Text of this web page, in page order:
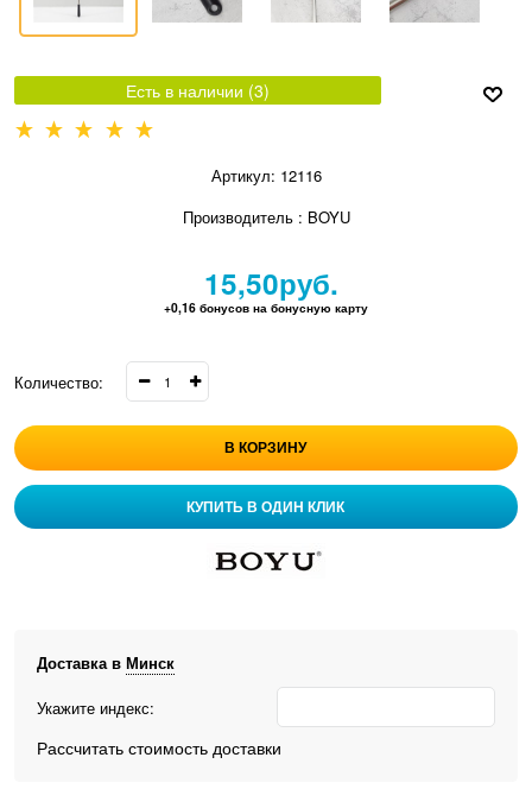
Есть в наличии (3)
Артикул: 12116
Производитель : BOYU
15,50руб.
+0,16 бонусов на бонусную карту
Количество:
В КОРЗИНУ
КУПИТЬ В ОДИН КЛИК
Доставка в Минск
Укажите индекс:
Рассчитать стоимость доставки